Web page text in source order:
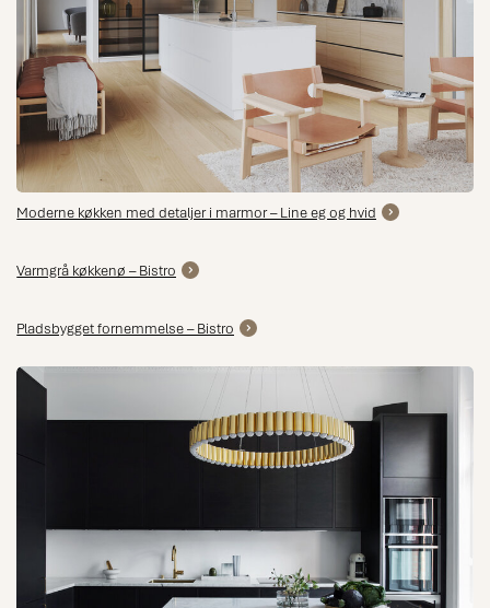
Moderne køkken med detaljer i marmor – Line eg og hvid
Varmgrå køkkenø – Bistro
Pladsbygget fornemmelse – Bistro